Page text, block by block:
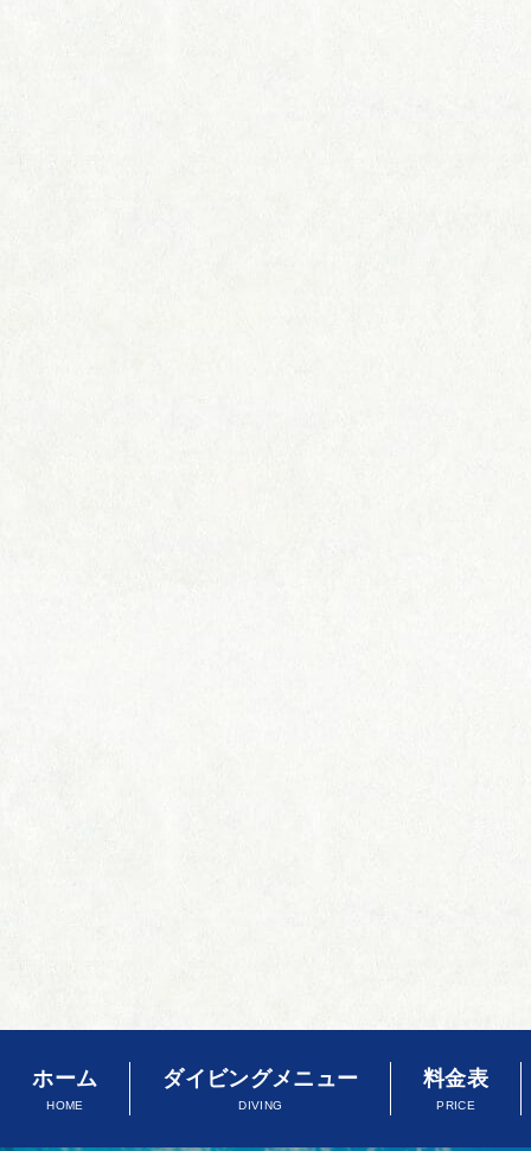
ホーム
HOME
ダイビングメニュー
DIVING
料金表
PRICE